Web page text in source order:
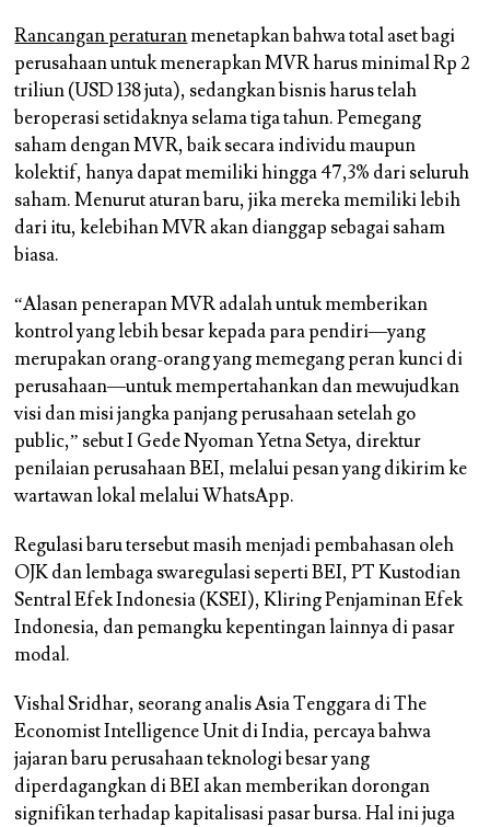
Rancangan peraturanmenetapkan bahwa total aset bagi
perusahaan untuk menerapkan MVR harus minimal Rp 2
triliun (USD 138 juta), sedangkan bisnis harus telah
beroperasi setidaknya selama tiga tahun. Pemegang
saham dengan MVR, baik secara individu maupun
kolektif, hanya dapat memiliki hingga 47,3% dari seluruh
saham. Menurut aturan baru, jika mereka memiliki lebih
dari itu, kelebihan MVR akan dianggap sebagai saham
biasa.
“Alasan penerapan MVR adalah untuk memberikan
kontrol yang lebih besar kepada para pendiri—yang
merupakan orang-orang yang memegang peran kunci di
perusahaan—untuk mempertahankan dan mewujudkan
visi dan misi jangka panjang perusahaan setelah go
public,” sebut I Gede Nyoman Yetna Setya, direktur
penilaian perusahaan BEI, melalui pesan yang dikirim ke
wartawan lokal melalui WhatsApp.
Regulasi baru tersebut masih menjadi pembahasan oleh
OJK dan lembaga swaregulasi seperti BEI, PT Kustodian
Sentral Efek Indonesia (KSEI), Kliring Penjaminan Efek
Indonesia, dan pemangku kepentingan lainnya di pasar
modal.
Vishal Sridhar, seorang analis Asia Tenggara di The
Economist Intelligence Unit di India, percaya bahwa
jajaran baru perusahaan teknologi besar yang
diperdagangkan di BEI akan memberikan dorongan
signifikan terhadap kapitalisasi pasar bursa. Hal ini juga